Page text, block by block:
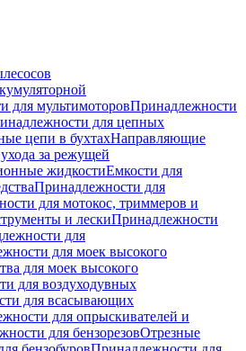
для мультимоторовПринадлежности
для цепных
цепи в бухтахНаправляющие
за режущей
жидкостиЕмкости для
Принадлежности для
для мотокос, триммеров и
и лескиПринадлежности
для
для моек высокого
для моек высокого
для воздуходувных
для всасывающих
для опрыскивателей и
для бензорезовОтрезные